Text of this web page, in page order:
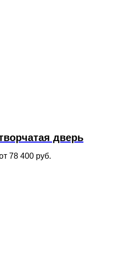
дверь
78 400 руб.